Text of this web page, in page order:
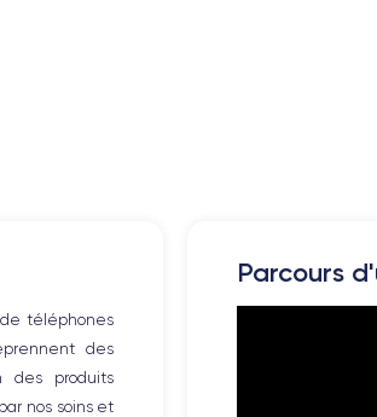
téléphones
des
des produits
nos soins et
Parcours